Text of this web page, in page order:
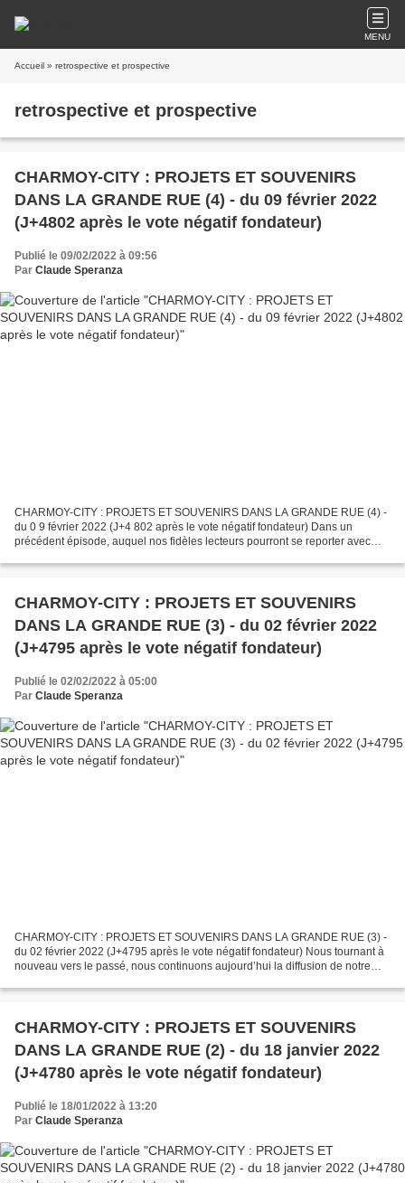
MENU
Accueil » retrospective et prospective
retrospective et prospective
CHARMOY-CITY : PROJETS ET SOUVENIRS
DANS LA GRANDE RUE (4) - du 09 février 2022
(J+4802 après le vote négatif fondateur)
Publié le 09/02/2022 à 09:56
Par Claude Speranza
CHARMOY-CITY : PROJETS ET SOUVENIRS DANS LA GRANDE RUE (4) -
du 0 9 février 2022 (J+4 802 après le vote négatif fondateur) Dans un
précédent épisode, auquel nos fidèles lecteurs pourront se reporter avec
CHARMOY-CITY : PROJETS ET SOUVENIRS
DANS LA GRANDE RUE (3) - du 02 février 2022
(J+4795 après le vote négatif fondateur)
Publié le 02/02/2022 à 05:00
Par Claude Speranza
CHARMOY-CITY : PROJETS ET SOUVENIRS DANS LA GRANDE RUE (3) -
du 02 février 2022 (J+4795 après le vote négatif fondateur) Nous tournant à
nouveau vers le passé, nous continuons aujourd’hui la diffusion de notre
CHARMOY-CITY : PROJETS ET SOUVENIRS
DANS LA GRANDE RUE (2) - du 18 janvier 2022
(J+4780 après le vote négatif fondateur)
Publié le 18/01/2022 à 13:20
Par Claude Speranza